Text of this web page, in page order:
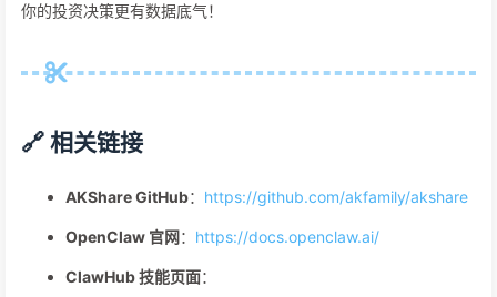
你的投资决策更有数据底气！
🔗 相关链接
AKShare GitHub： https://github.com/akfamily/akshare
OpenClaw 官网： https://docs.openclaw.ai/
ClawHub 技能页面：